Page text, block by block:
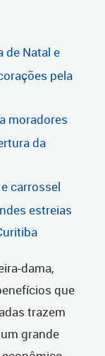
de Natal e
pela
moradores
da
carrossel
estreias
dama,
que
trazem
grande